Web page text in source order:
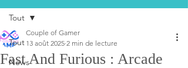
Tout
News
Tout
Fast And Furious : Arcade
Couple of Gamer
13 août 2025 2 min de lecture